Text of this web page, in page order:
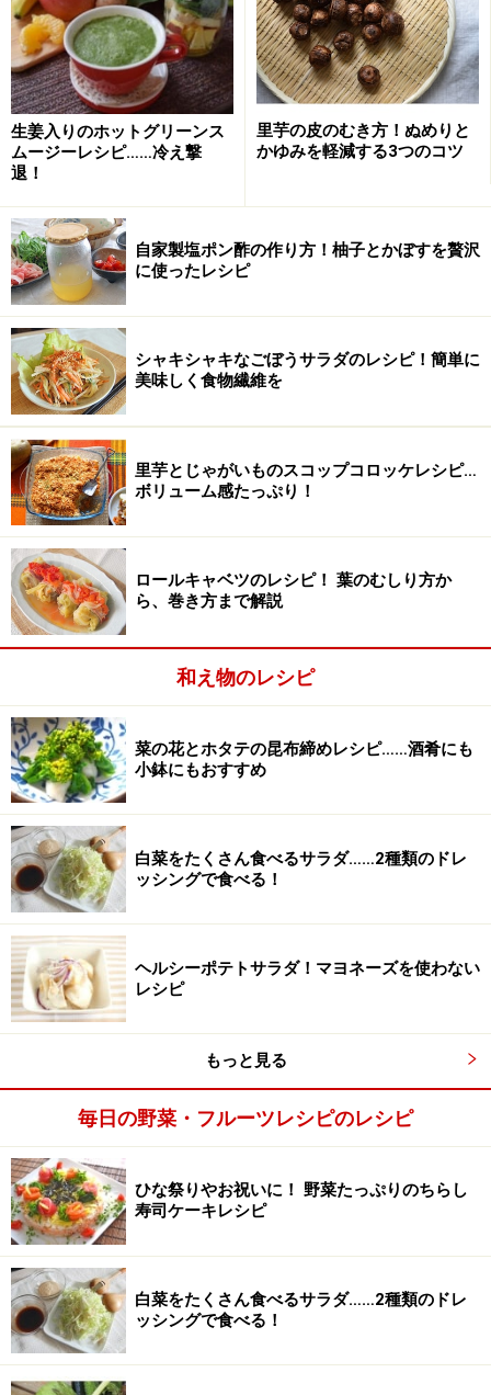
うるいのおすすめ3レシピ(2人分)
■うるいの酢味噌和え
うるい 3～4本
酢
白味噌
きび砂糖
■うるいのサラダ
うるい 2～3本
大根 5cm
グリーンカール 1～2枚
ミニトマト
レモン汁 適宜
塩
オリーブオイル
■うるいの浅漬け
うるい 2～3本
昆布 適宜
塩
うるいのおすすめ3レシピの作り方・手順
■うるいの下ごしらえ
葉先は閉じていて、黄緑色のものが若くて、苦味が少な
め。
葉先がピンとしていてみずみずしいものを選びましょ
う。
生姜入りのホットグリーンス
ムージーレシピ……冷え撃
退！
里芋の皮のむき方！ぬめりと
かゆみを軽減する3つのコツ
自家製塩ポン酢の作り方！柚子とかぼすを贅沢
に使ったレシピ
シャキシャキなごぼうサラダのレシピ！簡単に
美味しく食物繊維を
里芋とじゃがいものスコップコロッケレシピ…
ボリューム感たっぷり！
ロールキャベツのレシピ！ 葉のむしり方か
ら、巻き方まで解説
和え物のレシピ
菜の花とホタテの昆布締めレシピ……酒肴にも
小鉢にもおすすめ
白菜をたくさん食べるサラダ……2種類のドレ
ッシングで食べる！
ヘルシーポテトサラダ！マヨネーズを使わない
レシピ
もっと見る
毎日の野菜・フルーツレシピのレシピ
ひな祭りやお祝いに！ 野菜たっぷりのちらし
寿司ケーキレシピ
白菜をたくさん食べるサラダ……2種類のドレ
ッシングで食べる！